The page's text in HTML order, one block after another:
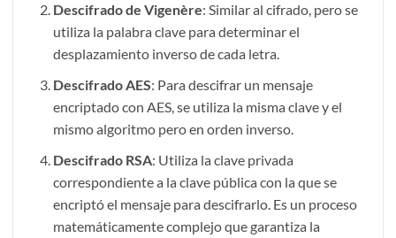
Descifrado de Vigenère: Similar al cifrado, pero se
utiliza la palabra clave para determinar el
desplazamiento inverso de cada letra.
Descifrado AES: Para descifrar un mensaje
encriptado con AES, se utiliza la misma clave y el
mismo algoritmo pero en orden inverso.
Descifrado RSA: Utiliza la clave privada
correspondiente a la clave pública con la que se
encriptó el mensaje para descifrarlo. Es un proceso
matemáticamente complejo que garantiza la